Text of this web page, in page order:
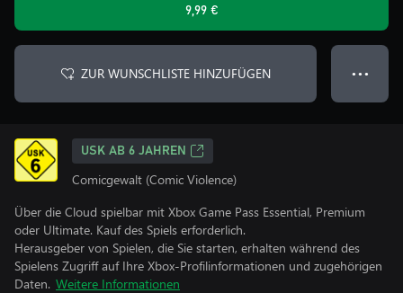
9,99 €
ZUR WUNSCHLISTE HINZUFÜGEN ● ● ●
USK AB 6 JAHREN
Comicgewalt (Comic Violence)
Über die Cloud spielbar mit Xbox Game Pass Essential, Premium
oder Ultimate. Kauf des Spiels erforderlich.
Herausgeber von Spielen, die Sie starten, erhalten während des
Spielens Zugriff auf Ihre Xbox-Profilinformationen und zugehörigen
Daten. Weitere Informationen